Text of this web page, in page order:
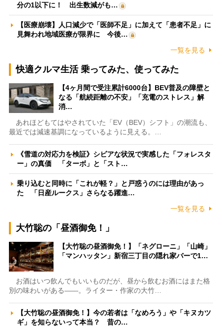
分の1以下に！ 出生数減がも…
【医療崩壊】人口減少で「医師不足」に加えて「患者不足」に
見舞われ地域医療が限界に 今後…
一覧を見る
快適クルマ生活 乗ってみた、使ってみた
【4ヶ月間で受注累計6000台】BEV普及の障壁と
なる「航続距離の不安」「充電のストレス」解
消…
あれほどもてはやされていた「EV（BEV）シフト」の潮流も、
最近では減速基調になっているように見える。…
《雪道の対応力を検証》シビアな状況で実感した「フォレスタ
ー」の真価 「ターボ」と「スト…
乗り込むと同時に「これが軽？」と戸惑うのには理由があっ
た 「日産ルークス」さらなる躍進…
一覧を見る
大竹聡の「昼酒御免！」
【大竹聡の昼酒御免！】「ネグローニ」「山崎」
「マンハッタン」新宿三丁目の隠れ家バーで1…
お酒はいつ飲んでもいいものだが、昼から飲むお酒にはまた格
別の味わいがある――。ライター・作家の大竹…
【大竹聡の昼酒御免！】今の若者は「なめろう」や「キヌカツ
ギ」を知らないって本当？ 昔の…